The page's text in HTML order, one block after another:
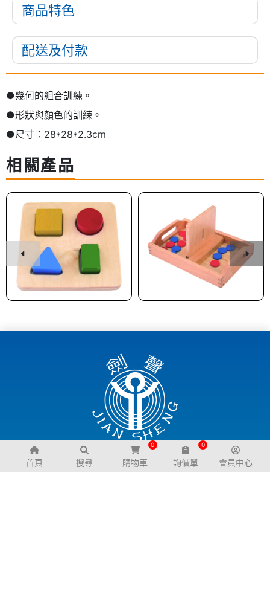
商品特色
配送及付款
●幾何的組合訓練。
●形狀與顏色的訓練。
●尺寸：28*28*2.3cm
相關產品
關於我們 購物說明
首頁 搜尋 購物車
0
詢價單
0
會員中心